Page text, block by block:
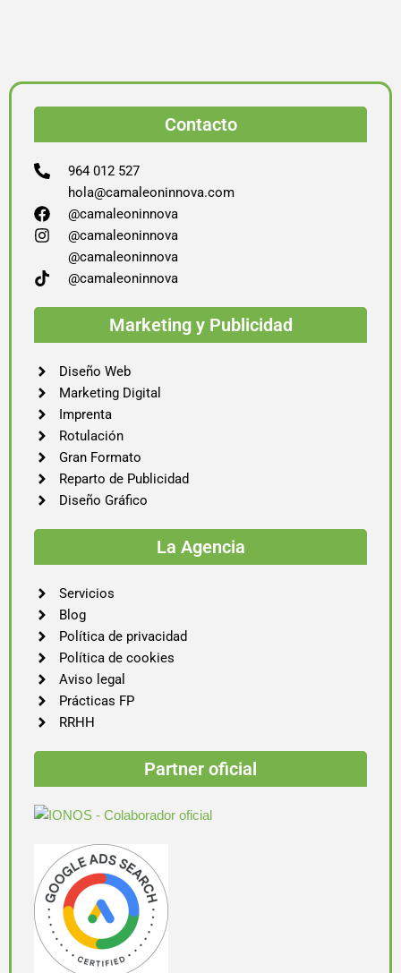
Contacto
964 012 527
hola@camaleoninnova.com
@camaleoninnova
@camaleoninnova
@camaleoninnova
@camaleoninnova
Marketing y Publicidad
Diseño Web
Marketing Digital
Imprenta
Rotulación
Gran Formato
Reparto de Publicidad
Diseño Gráfico
La Agencia
Servicios
Blog
Política de privacidad
Política de cookies
Aviso legal
Prácticas FP
RRHH
Partner oficial